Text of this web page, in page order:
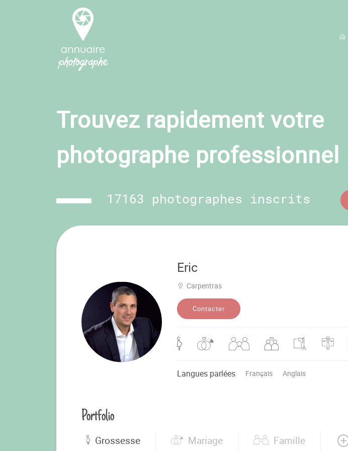
Trouvez rapidement votre
photographe professionnel
17163 photographes inscrits
Eric
Carpentras
Contacter
Langues parlées Français Anglais
Portfolio
Grossesse Mariage Famille